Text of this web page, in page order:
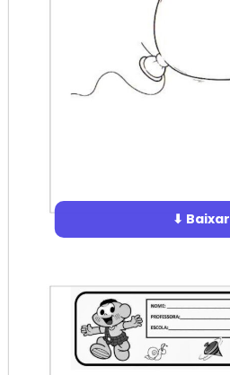
⬇ Baixar